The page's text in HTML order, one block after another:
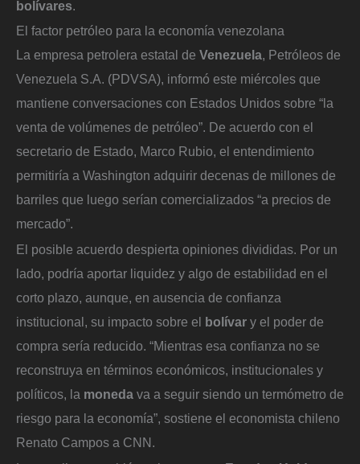
bolívares.
El factor petróleo para la economía venezolana
La empresa petrolera estatal de Venezuela, Petróleos de
Venezuela S.A. (PDVSA), informó este miércoles que
mantiene conversaciones con Estados Unidos sobre “la
venta de volúmenes de petróleo”. De acuerdo con el
secretario de Estado, Marco Rubio, el entendimiento
permitiría a Washington adquirir decenas de millones de
barriles que luego serían comercializados “a precios de
mercado”.
El posible acuerdo despierta opiniones divididas. Por un
lado, podría aportar liquidez y algo de estabilidad en el
corto plazo, aunque, en ausencia de confianza
institucional, su impacto sobre el bolívar y el poder de
compra sería reducido. “Mientras esa confianza no se
reconstruya en términos económicos, institucionales y
políticos, la moneda va a seguir siendo un termómetro de
riesgo para la economía”, sostiene el economista chileno
Renato Campos a CNN.